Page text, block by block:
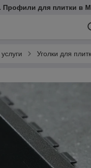
для плитки в
Уголки для